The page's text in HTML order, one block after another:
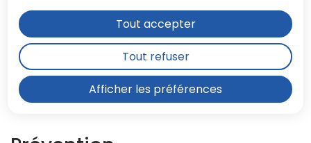
Afficher les préférences
Tout accepter
Tout refuser